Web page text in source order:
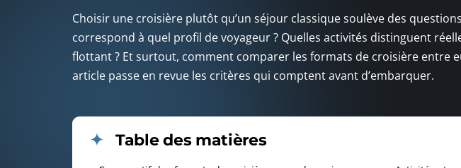
Choisir une croisière plutôt qu’un séjour classique soulève des
correspond à quel profil de voyageur ? Quelles activités distinguent
flottant ? Et surtout, comment comparer les formats de croisière entre
article passe en revue les critères qui comptent avant d’embarquer.
Table des matières